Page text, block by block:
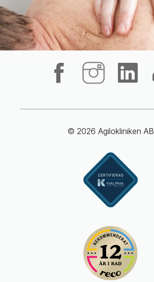
© 2026 Agilokliniken AB